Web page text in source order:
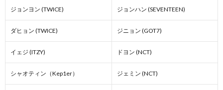
ジョンヨン (TWICE) ジョンハン (SEVENTEEN)
ダヒョン (TWICE) ジニョン (GOT7)
イェジ (ITZY) ドヨン (NCT)
シャオティン（Kep1er） ジェミン (NCT)